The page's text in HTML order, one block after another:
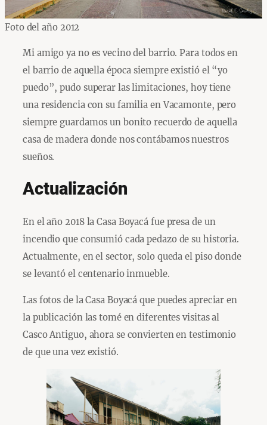
Foto del año 2012
Mi amigo ya no es vecino del barrio. Para todos en
el barrio de aquella época siempre existió el “yo
puedo”, pudo superar las limitaciones, hoy tiene
una residencia con su familia en Vacamonte, pero
siempre guardamos un bonito recuerdo de aquella
casa de madera donde nos contábamos nuestros
sueños.
Actualización
En el año 2018 la Casa Boyacá fue presa de un
incendio que consumió cada pedazo de su historia.
Actualmente, en el sector, solo queda el piso donde
se levantó el centenario inmueble.
Las fotos de la Casa Boyacá que puedes apreciar en
la publicación las tomé en diferentes visitas al
Casco Antiguo, ahora se convierten en testimonio
de que una vez existió.